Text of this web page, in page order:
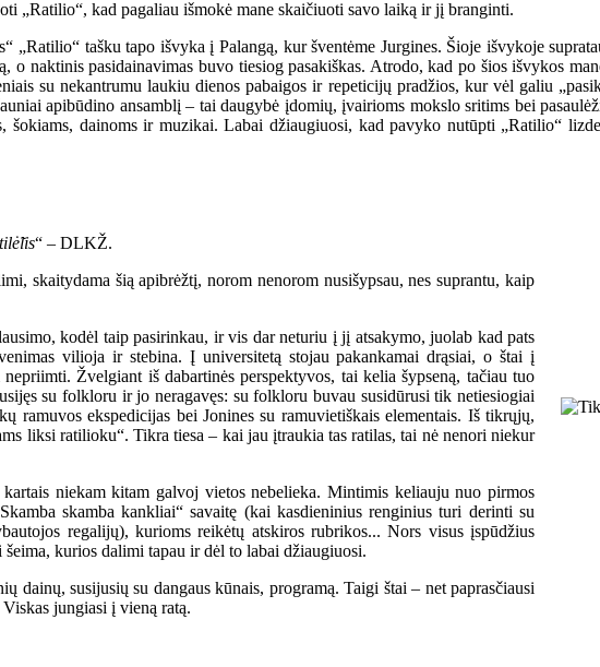
„Ratilio“, kad pagaliau išmokė mane skaičiuoti savo laiką ir jį branginti.
„Ratilio“ tašku tapo išvyka į Palangą, kur šventėme Jurgines. Šioje išvykoje
o naktinis pasidainavimas buvo tiesiog pasakiškas. Atrodo, kad po šios išvykos
su nekantrumu laukiu dienos pabaigos ir repeticijų pradžios, kur vėl galiu
apibūdino ansamblį – tai daugybė įdomių, įvairioms mokslo sritims bei
šokiams, dainoms ir muzikai. Labai džiaugiuosi, kad pavyko nutūpti „Ratilio“
“ – DLKŽ.
skaitydama šią apibrėžtį, norom nenorom nusišypsau, nes suprantu, kaip
kodėl taip pasirinkau, ir vis dar neturiu į jį atsakymo, juolab kad pats
vilioja ir stebina. Į universitetą stojau pakankamai drąsiai, o štai į
Žvelgiant iš dabartinės perspektyvos, tai kelia šypseną, tačiau tuo
su folkloru ir jo neragavęs: su folkloru buvau susidūrusi tik netiesiogiai
ramuvos ekspedicijas bei Jonines su ramuvietiškais elementais. Iš tikrųjų,
liksi ratilioku“. Tikra tiesa – kai jau įtraukia tas ratilas, tai nė nenori niekur
niekam kitam galvoj vietos nebelieka. Mintimis keliauju nuo pirmos
skamba kankliai“ savaitę (kai kasdieninius renginius turi derinti su
regalijų), kurioms reikėtų atskiros rubrikos... Nors visus įspūdžius
kurios dalimi tapau ir dėl to labai džiaugiuosi.
dainų, susijusių su dangaus kūnais, programą. Taigi štai – net paprasčiausi
jungiasi į vieną ratą.